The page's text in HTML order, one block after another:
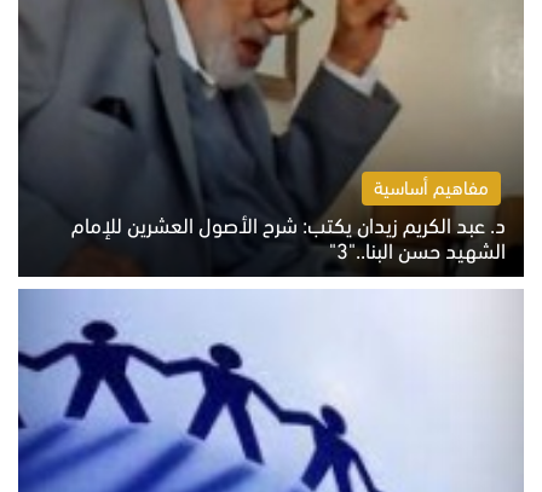
مفاهيم أساسية
د. عبد الكريم زيدان يكتب: شرح الأصول العشرين للإمام
الشهيد حسن البنا.."3"
الثلاثاء 4 أغسطس 2026 01:04 م